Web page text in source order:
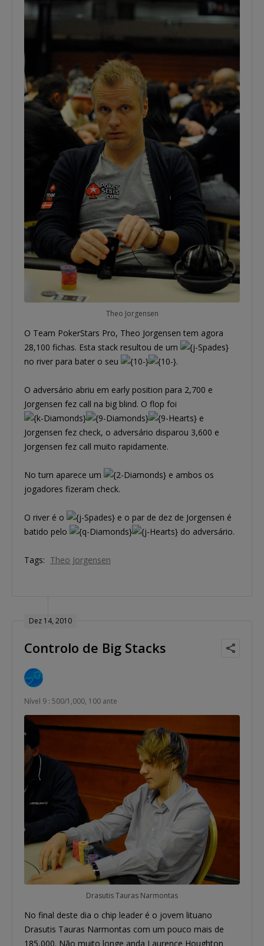
Theo Jorgensen
O Team PokerStars Pro, Theo Jorgensen tem agora
28,100 fichas. Esta stack resultou de um
no river para bater o seu
.
O adversário abriu em early position para 2,700 e
Jorgensen fez call na big blind. O flop foi
e
Jorgensen fez check, o adversário disparou 3,600 e
Jorgensen fez call muito rapidamente.
No turn aparece um
e ambos os
jogadores fizeram check.
O river é o
e o par de dez de Jorgensen é
batido pelo
do adversário.
Tags: Theo Jorgensen
Dez 14, 2010
Controlo de Big Stacks
Nível 9 : 500/1,000, 100 ante
Drasutis Tauras Narmontas
No final deste dia o chip leader é o jovem lituano
Drasutis Tauras Narmontas com um pouco mais de
185,000. Não muito longe anda Laurence Houghton